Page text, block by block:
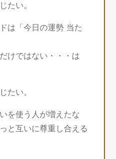
たい。
は「今日の運勢 当た
けではない・・・は
たい。
を使う人が増えたな
と互いに尊重し合える